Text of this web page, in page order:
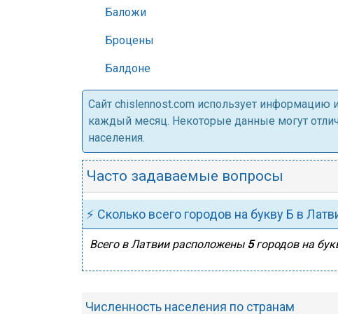
Баложи
Броцены
Балдоне
Cайт chislennost.com использует информацию
каждый месяц. Некоторые данные могут
населения.
Часто задаваемые вопросы
⚡ Сколько всего городов на букву Б в
Всего в Латвии расположены 5городов на
Численность населения по странам